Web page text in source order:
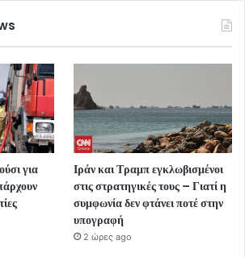
για
Ιράν και Τραμπ εγκλωβισμένοι
στις στρατηγικές τους – Γιατί η
συμφωνία δεν φτάνει ποτέ στην
υπογραφή
2 ώρες ago